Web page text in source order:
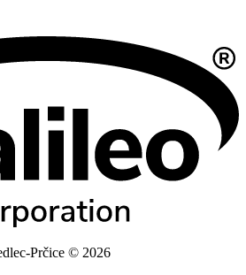
Prčice © 2026